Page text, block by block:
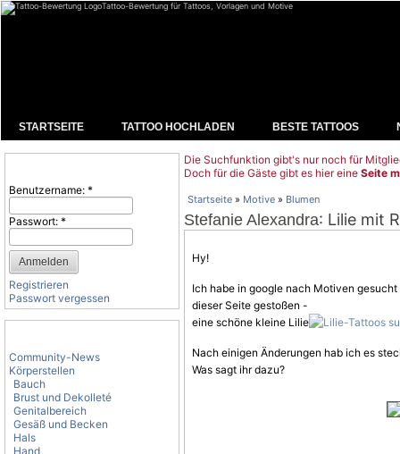
Tattoo-Bewertung für Tattoos, Vorlagen und Motive
STARTSEITE TATTOO HOCHLADEN BESTE TATTOOS
Benutzername: *
Passwort: *
Registrieren
Passwort vergessen
Community-News
Körperstellen
Bauch
Brust und Dekolleté
Genitalbereich
Gesäß und Becken
Hals
Hand
Die Suchfunktion gibt's nur noch für
Doch für die Gäste gibt es hier eine Seite
Startseite » Motive » Blumen
Stefanie Alexandra: Lilie mit
Hy!
Ich habe in google nach Motiven
dieser Seite gestoßen -
eine schöne kleine Lilie
Nach einigen Änderungen hab ich es
Was sagt ihr dazu?